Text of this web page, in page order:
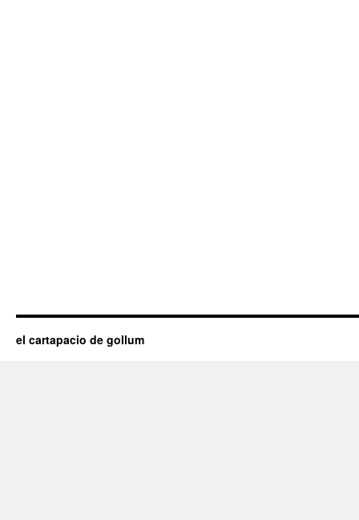
el cartapacio de gollum